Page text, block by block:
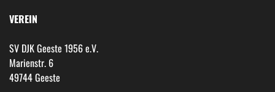
VEREIN
SV DJK Geeste 1956 e.V.
Marienstr. 6
49744 Geeste